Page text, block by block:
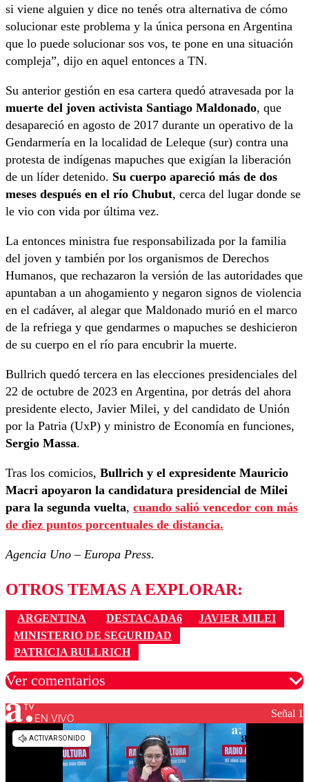
si viene alguien y dice no tenés otra alternativa de cómo
solucionar este problema y la única persona en Argentina
que lo puede solucionar sos vos, te pone en una situación
compleja”, dijo en aquel entonces a TN.
Su anterior gestión en esa cartera quedó atravesada por la
muerte del joven activista Santiago Maldonado, que
desapareció en agosto de 2017 durante un operativo de la
Gendarmería en la localidad de Leleque (sur) contra una
protesta de indígenas mapuches que exigían la liberación
de un líder detenido. Su cuerpo apareció más de dos
meses después en el río Chubut, cerca del lugar donde se
le vio con vida por última vez.
La entonces ministra fue responsabilizada por la familia
del joven y también por los organismos de Derechos
Humanos, que rechazaron la versión de las autoridades que
apuntaban a un ahogamiento y negaron signos de violencia
en el cadáver, al alegar que Maldonado murió en el marco
de la refriega y que gendarmes o mapuches se deshicieron
de su cuerpo en el río para encubrir la muerte.
Bullrich quedó tercera en las elecciones presidenciales del
22 de octubre de 2023 en Argentina, por detrás del ahora
presidente electo, Javier Milei, y del candidato de Unión
por la Patria (UxP) y ministro de Economía en funciones,
Sergio Massa.
Tras los comicios, Bullrich y el expresidente Mauricio
Macri apoyaron la candidatura presidencial de Milei
para la segunda vuelta, cuando salió vencedor con más
de diez puntos porcentuales de distancia.
Agencia Uno – Europa Press.
OTROS TEMAS A EXPLORAR:
ARGENTINA DESTACADA6
JAVIER MILEI
MINISTERIO DE SEGURIDAD
PATRICIA BULLRICH
Ver comentarios
Los comentarios son moderados para garantizar un
diálogo respetuoso.
EN VIVO Señal 1